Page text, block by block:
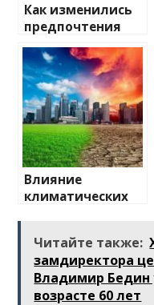
Как изменились
предпочтения
туристов
Влияние
климатических
направления
Читайте также:
замдиректора
Владимир
возрасте 60 лет